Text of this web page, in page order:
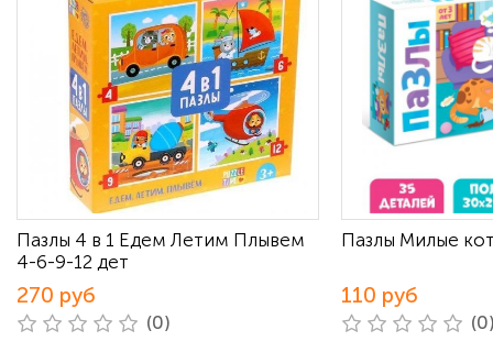
Пазлы 4 в 1 Едем Летим Плывем
4-6-9-12 дет
270 руб
(0)
Пазлы Милые
110 руб